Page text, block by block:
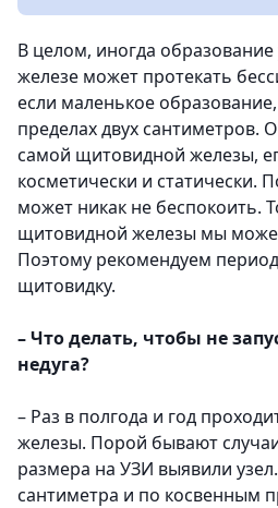
В целом, иногда
железе может протекать
если маленькое
пределах двух сантиметров.
самой щитовидной железы,
косметически и статически.
может никак не беспокоить.
щитовидной железы мы
Поэтому рекомендуем
щитовидку.
–Что делать, чтобы не
недуга?
– Раз в полгода и год
железы. Порой бывают
размера на УЗИ выявили
сантиметра и по косвенным